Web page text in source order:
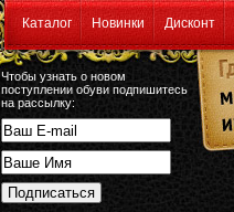
Каталог Новинки Дисконт
Чтобы узнать о новом
поступлении обуви подпишитесь
на рассылку: